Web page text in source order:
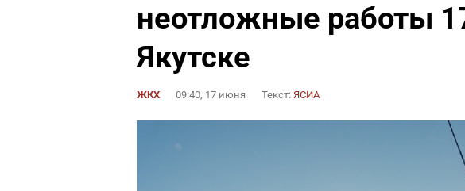
неотложные работы
Якутске
ЖКХ 09:40, 17 июня Текст: ЯСИА